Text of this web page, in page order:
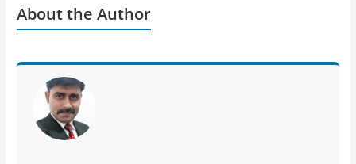
About the Author